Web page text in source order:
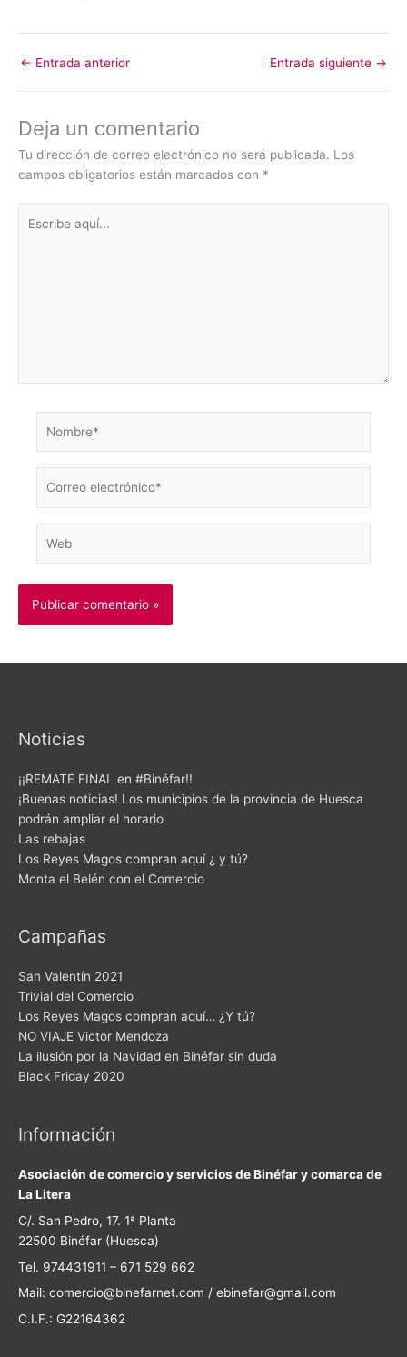
← Entrada anterior Entrada siguiente →
Deja un comentario
Tu dirección de correo electrónico no será publicada. Los
campos obligatorios están marcados con *
aquí...
electrónico*
Noticias
¡¡REMATE FINAL en #Binéfar!!
¡Buenas noticias! Los municipios de la provincia de Huesca
podrán ampliar el horario
Las rebajas
Los Reyes Magos compran aquí ¿ y tú?
Monta el Belén con el Comercio
Campañas
San Valentín 2021
Trivial del Comercio
Los Reyes Magos compran aquí… ¿Y tú?
NO VIAJE Victor Mendoza
La ilusión por la Navidad en Binéfar sin duda
Black Friday 2020
Información
Asociación de comercio y servicios de Binéfar y comarca de
La Litera
C/. San Pedro, 17. 1ª Planta
22500 Binéfar (Huesca)
Tel. 974431911 – 671 529 662
Mail: comercio@binefarnet.com / ebinefar@gmail.com
C.I.F.: G22164362